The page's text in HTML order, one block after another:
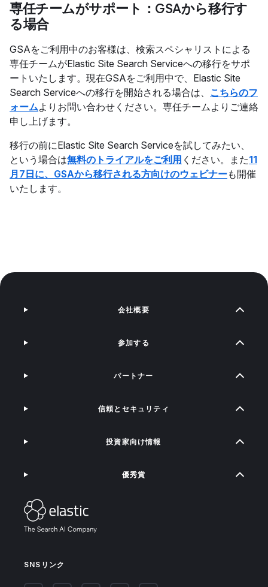
専任チームがサポート：GSAから移行す
る場合
GSAをご利用中のお客様は、検索スペシャリストによる
専任チームがElastic Site Search Serviceへの移行をサポ
ートいたします。現在GSAをご利用中で、Elastic Site
Search Serviceへの移行を開始される場合は、 こちらのフ
ォームよりお問い合わせください。専任チームよりご連絡
申し上げます。
移行の前にElastic Site Search Serviceを試してみたい、
という場合は無料のトライアルをご利用 ください。また11
月7日に、GSAから移行される方向けのウェビナーも開催
いたします。
SNSリンク
会社概要
参加する
パートナー
信頼とセキュリティ
投資家向け情報
優秀賞